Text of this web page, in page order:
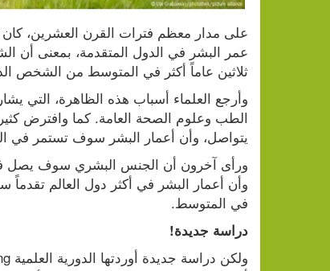
ثلاثين عاماً أكثر في المتوسط من الشخص الذي
يتواصل، وأن أعمار البشر سوف تستمر في
في المتوسط.
دراسة جديدة!